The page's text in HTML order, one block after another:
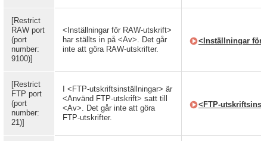
[Restrict
RAW port
(port
number:
9100)]
<Inställningar för RAW-utskrift>
har ställts in på <Av>. Det går
inte att göra RAW-utskrifter.
<Inställningar för
[Restrict
FTP port
(port
number:
21)]
I <FTP-utskriftsinställningar> är
<Använd FTP-utskrift> satt till
<Av>. Det går inte att göra
FTP-utskrifter.
<FTP-